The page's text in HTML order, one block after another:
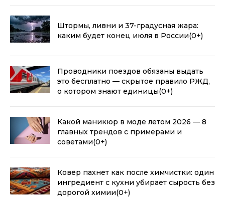
Штормы, ливни и 37-градусная жара:
каким будет конец июля в России(0+)
Проводники поездов обязаны выдать
это бесплатно — скрытое правило РЖД,
о котором знают единицы(0+)
Какой маникюр в моде летом 2026 — 8
главных трендов с примерами и
советами(0+)
Ковёр пахнет как после химчистки: один
ингредиент с кухни убирает сырость без
дорогой химии(0+)